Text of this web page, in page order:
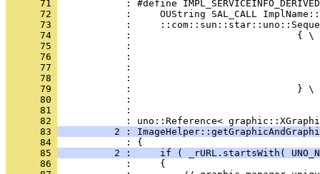
      71
      72
      73
      74
      75
      76
      77
      78
      79
      80
      81
            :
      82
      83
2 :
      84
      85
2 :     if ( _rURL.startsWith(
      86